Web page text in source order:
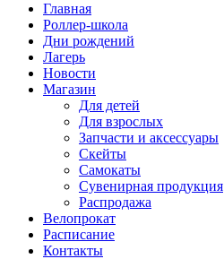
Главная
Роллер-школа
Дни рождений
Лагерь
Новости
Магазин
Для детей
Для взрослых
Запчасти и аксессуары
Скейты
Самокаты
Сувенирная продукция
Распродажа
Велопрокат
Расписание
Контакты